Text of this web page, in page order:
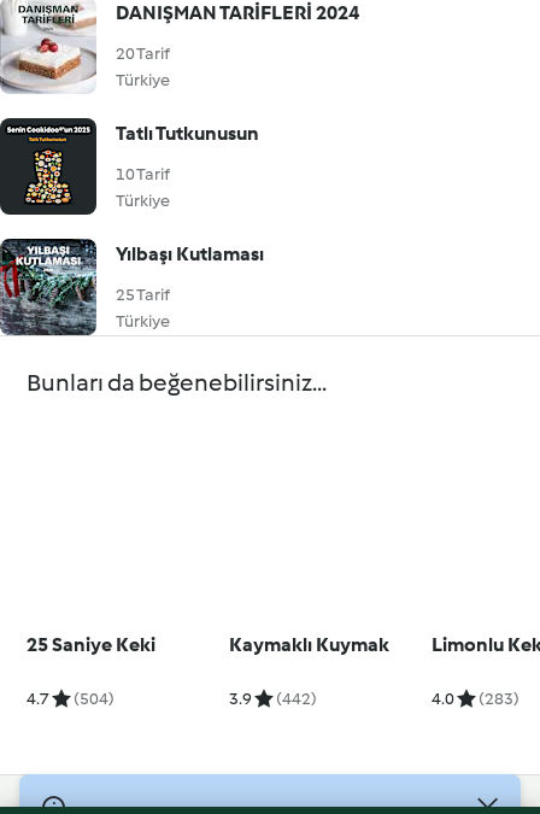
DANIŞMAN TARİFLERİ 2024
20 Tarif
Türkiye
Tatlı Tutkunusun
10 Tarif
Türkiye
Yılbaşı Kutlaması
25 Tarif
Türkiye
Bunları da beğenebilirsiniz...
25 Saniye Keki
4.7 (504)
Kaymaklı Kuymak
3.9 (442)
Limonlu
4.0 (283)